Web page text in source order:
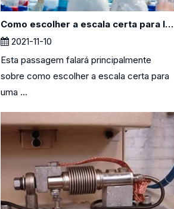
Como escolher a escala certa para lojas de desperdício zero
2021-11-10
Esta passagem falará principalmente
sobre como escolher a escala certa para
uma ...